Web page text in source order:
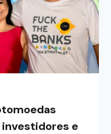
investidores e